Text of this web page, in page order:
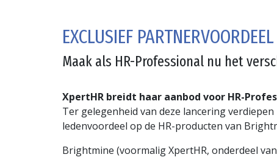
EXCLUSIEF
Maak als HR-Professional nu het
XpertHR breidt haar aanbod voor HR-
Ter gelegenheid van deze lancering
ledenvoordeel op de HR-producten van
Brightmine (voormalig XpertHR, onderdeel